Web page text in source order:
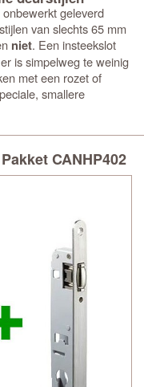
geleverd
van slechts 65 mm
niet. Een insteekslot
is simpelweg te weinig
met een rozet of
smallere
CANHP402